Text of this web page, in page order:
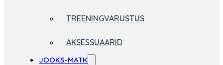
TREENINGVARUSTUS
AKSESSUAARID
JOOKS-MATK